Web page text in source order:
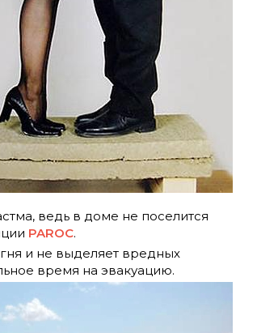
ведь в доме не поселится
PAROC.
и не выделяет вредных
время на эвакуацию.